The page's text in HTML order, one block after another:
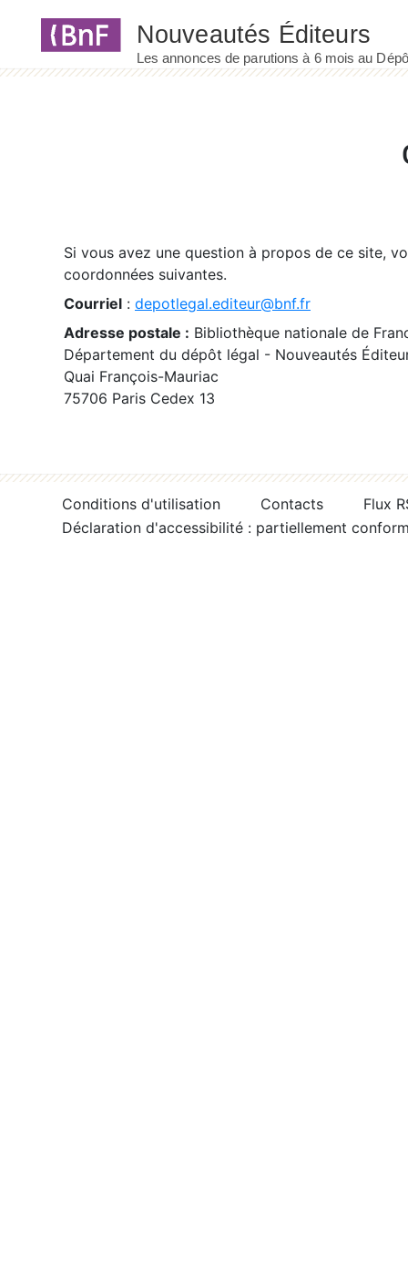
Si vous avez une question à propos de ce site,
coordonnées suivantes.
Courriel : depotlegal.editeur@bnf.fr
Adresse postale : Bibliothèque nationale de
Département du dépôt légal - Nouveautés
Quai François-Mauriac
75706 Paris Cedex 13
Conditions d'utilisation Contacts
Flux
Déclaration d'accessibilité : partiellement